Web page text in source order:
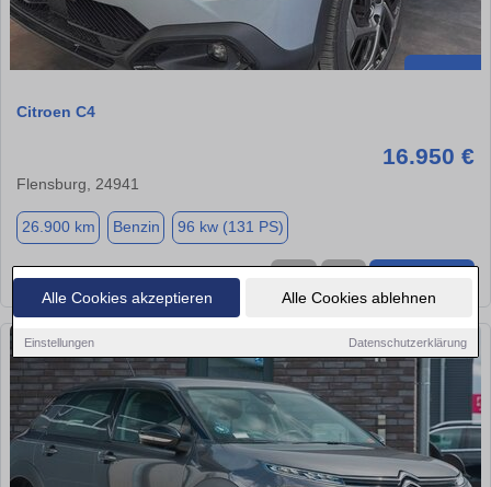
Alle Cookies akzeptieren Alle Cookies ablehnen
Einstellungen Datenschutzerklärung
Citroen C4
16.950 €
Flensburg, 24941
26.900 km Benzin 96 kw (131 PS)